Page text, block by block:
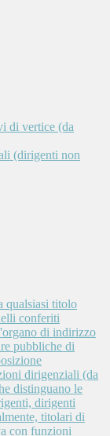
di vertice (da
(dirigenti non
qualsiasi titolo
conferiti
di indirizzo
pubbliche di
dirigenziali (da
distinguano le
dirigenti
titolari di
con funzioni